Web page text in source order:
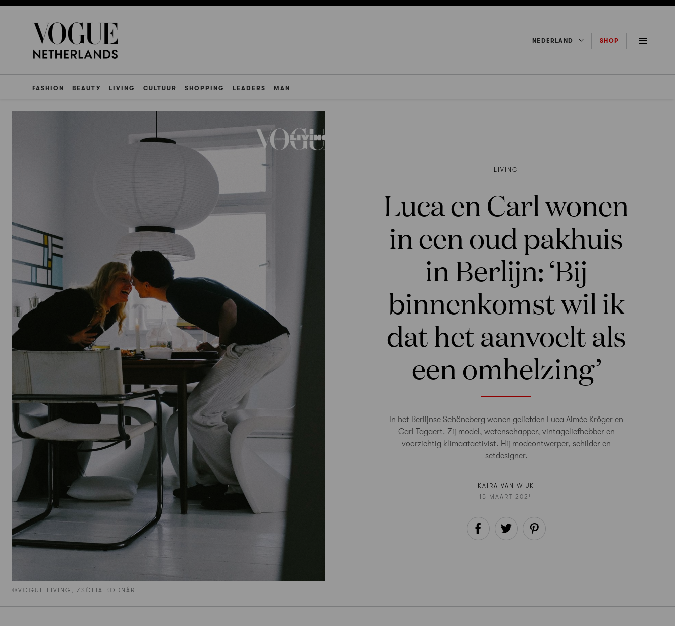
NEDERLAND SHOP
FASHION BEAUTY LIVING CULTUUR SHOPPING LEADERS MAN
©VOGUE LIVING, ZSÓFIA BODNÁR
LIVING
Luca en Carl wonen
in een oud pakhuis
in Berlijn: ‘Bij
binnenkomst wil ik
dat het aanvoelt als
een omhelzing’
In het Berlijnse Schöneberg wonen geliefden Luca Aimée Kröger en
Carl Tagaert. Zij model, wetenschapper, vintageliefhebber en
voorzichtig klimaatactivist. Hij modeontwerper, schilder en
setdesigner.
KAIRA VAN WIJK
15 MAART 2024